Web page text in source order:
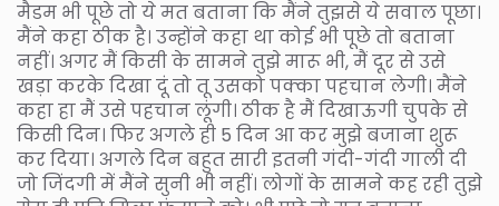
मैडम भी पूछे तो ये मत बताना कि मैंने तुझसे ये सवाल पूछा।
मैंने कहा ठीक है। उन्होंने कहा था कोई भी पूछे तो बताना
नहीं। अगर मैं किसी के सामने तुझे मारू भी, मैं दूर से उसे
खड़ा करके दिखा दूं तो तू उसको पक्का पहचान लेगी। मैंने
कहा हा मैं उसे पहचान लूंगी। ठीक है मैं दिखाऊगी चुपके से
किसी दिन। फिर अगले ही 5 दिन आ कर मुझे बजाना शुरू
कर दिया। अगले दिन बहुत सारी इतनी गंदी-गंदी गाली दी
जो जिंदगी में मैंने सुनी भी नहीं। लोगों के सामने कह रही तुझे